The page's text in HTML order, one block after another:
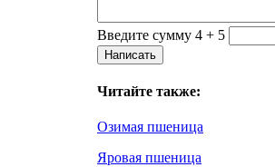
Введите сумму 4 + 5
Читайте также:
Озимая пшеница
Яровая пшеница